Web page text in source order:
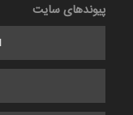
پیوندهای سایت